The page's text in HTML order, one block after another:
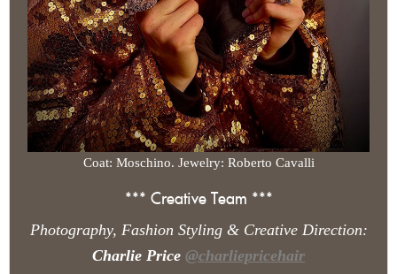
Coat: Moschino. Jewelry: Roberto Cavalli
*** Creative Team ***
Photography, Fashion Styling & Creative Direction:
Charlie Price @charliepricehair